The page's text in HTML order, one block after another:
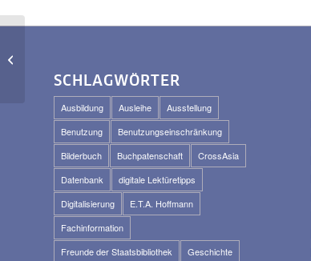
SCHLAGWÖRTER
Ausbildung Ausleihe
Ausstellung
Benutzung
Benutzungseinschränkung
Bilderbuch
Buchpatenschaft
CrossAsia
Datenbank
digitale Lektüretipps
Digitalisierung
E.T.A. Hoffmann
Fachinformation
Freunde der Staatsbibliothek
Geschichte